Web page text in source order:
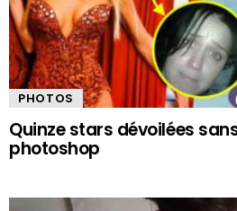
PHOTOS
Quinze stars dévoilées
photoshop